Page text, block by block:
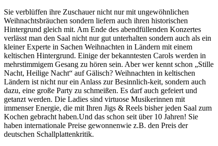
Sie verblüffen ihre Zuschauer nicht nur mit ungewöhnlichen
Weihnachtsbräuchen sondern liefern auch ihren historischen
Hintergrund gleich mit. Am Ende des abendfüllenden Konzertes
verlässt man den Saal nicht nur gut unterhalten sondern auch als ein
kleiner Experte in Sachen Weihnachten in Ländern mit einem
keltischen Hintergrund. Einige der bekanntesten Carols werden in
mehrstimmigem Gesang zu hören sein. Aber wer kennt schon „Stille
Nacht, Heilige Nacht“ auf Gälisch? Weihnachten in keltischen
Ländern ist nicht nur ein Anlass zur Besinnlich-keit, sondern auch
dazu, eine große Party zu schmeißen. Es darf auch gefeiert und
getanzt werden. Die Ladies sind virtuose Musikerinnen mit
immenser Energie, die mit Ihren Jigs & Reels bisher jeden Saal zum
Kochen gebracht haben.Und das schon seit über 10 Jahren! Sie
haben internationale Preise gewonnenwie z.B. den Preis der
deutschen Schallplattenkritik.